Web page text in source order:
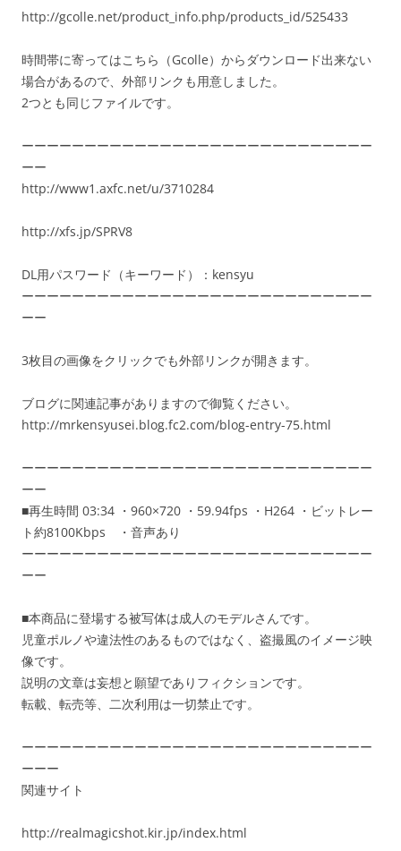
http://gcolle.net/product_info.php/products_id/525433
時間帯に寄ってはこちら（Gcolle）からダウンロード出来ない
場合があるので、外部リンクも用意しました。
2つとも同じファイルです。
ーーーーーーーーーーーーーーーーーーーーーーーーーーーー
ーー
http://www1.axfc.net/u/3710284
http://xfs.jp/SPRV8
DL用パスワード（キーワード）：kensyu
ーーーーーーーーーーーーーーーーーーーーーーーーーーーー
ーー
3枚目の画像をクリックでも外部リンクが開きます。
ブログに関連記事がありますので御覧ください。
http://mrkensyusei.blog.fc2.com/blog-entry-75.html
ーーーーーーーーーーーーーーーーーーーーーーーーーーーー
ーー
■再生時間 03:34 ・960×720 ・59.94fps ・H264 ・ビットレー
ト約8100Kbps ・音声あり
ーーーーーーーーーーーーーーーーーーーーーーーーーーーー
ーー
■本商品に登場する被写体は成人のモデルさんです。
児童ポルノや違法性のあるものではなく、盗撮風のイメージ映
像です。
説明の文章は妄想と願望でありフィクションです。
転載、転売等、二次利用は一切禁止です。
ーーーーーーーーーーーーーーーーーーーーーーーーーーーー
ーーー
関連サイト
http://realmagicshot.kir.jp/index.html